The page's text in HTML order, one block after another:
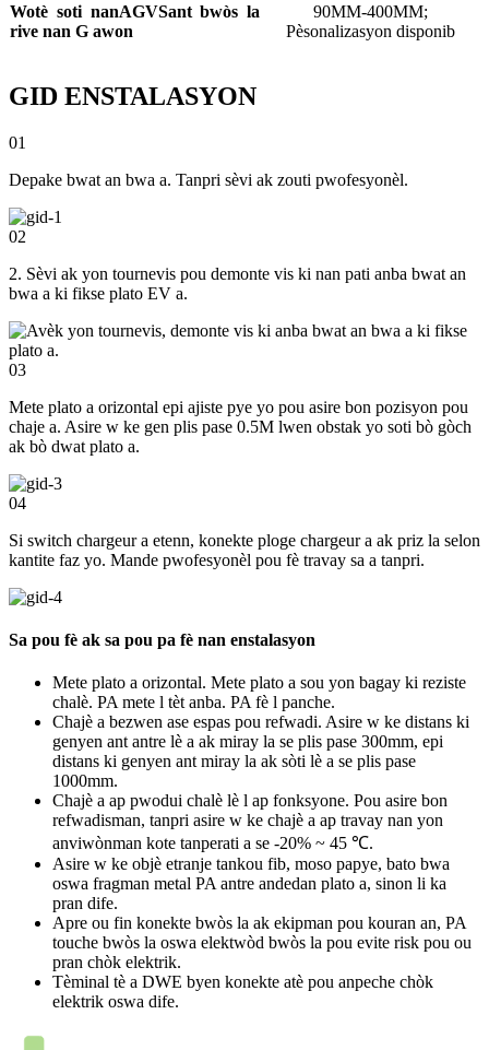
Wotè soti nanAGVSant bwòs la
rive nan G awon
90MM-400MM;
Pèsonalizasyon disponib
GID ENSTALASYON
01
Depake bwat an bwa a. Tanpri sèvi ak zouti pwofesyonèl.
02
2. Sèvi ak yon tournevis pou demonte vis ki nan pati anba bwat an
bwa a ki fikse plato EV a.
03
Mete plato a orizontal epi ajiste pye yo pou asire bon pozisyon pou
chaje a. Asire w ke gen plis pase 0.5M lwen obstak yo soti bò gòch
ak bò dwat plato a.
04
Si switch chargeur a etenn, konekte ploge chargeur a ak priz la selon
kantite faz yo. Mande pwofesyonèl pou fè travay sa a tanpri.
Sa pou fè ak sa pou pa fè nan enstalasyon
Mete plato a orizontal. Mete plato a sou yon bagay ki reziste
chalè. PA mete l tèt anba. PA fè l panche.
Chajè a bezwen ase espas pou refwadi. Asire w ke distans ki
genyen ant antre lè a ak miray la se plis pase 300mm, epi
distans ki genyen ant miray la ak sòti lè a se plis pase
1000mm.
Chajè a ap pwodui chalè lè l ap fonksyone. Pou asire bon
refwadisman, tanpri asire w ke chajè a ap travay nan yon
anviwònman kote tanperati a se -20% ~ 45 ℃.
Asire w ke objè etranje tankou fib, moso papye, bato bwa
oswa fragman metal PA antre andedan plato a, sinon li ka
pran dife.
Apre ou fin konekte bwòs la ak ekipman pou kouran an, PA
touche bwòs la oswa elektwòd bwòs la pou evite risk pou ou
pran chòk elektrik.
Tèminal tè a DWE byen konekte atè pou anpeche chòk
elektrik oswa dife.